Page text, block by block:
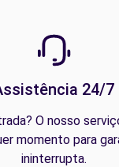
24/7
O nosso
momento para
ininterrupta.